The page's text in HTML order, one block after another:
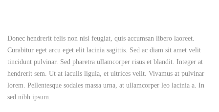
Donec hendrerit felis non nisl feugiat, quis accumsan libero laoreet.
Curabitur eget arcu eget elit lacinia sagittis. Sed ac diam sit amet velit
tincidunt pulvinar. Sed pharetra ullamcorper risus et blandit. Integer at
hendrerit sem. Ut at iaculis ligula, et ultrices velit. Vivamus at pulvinar
lorem. Pellentesque sodales massa urna, at ullamcorper leo lacinia a. In
sed nibh ipsum.